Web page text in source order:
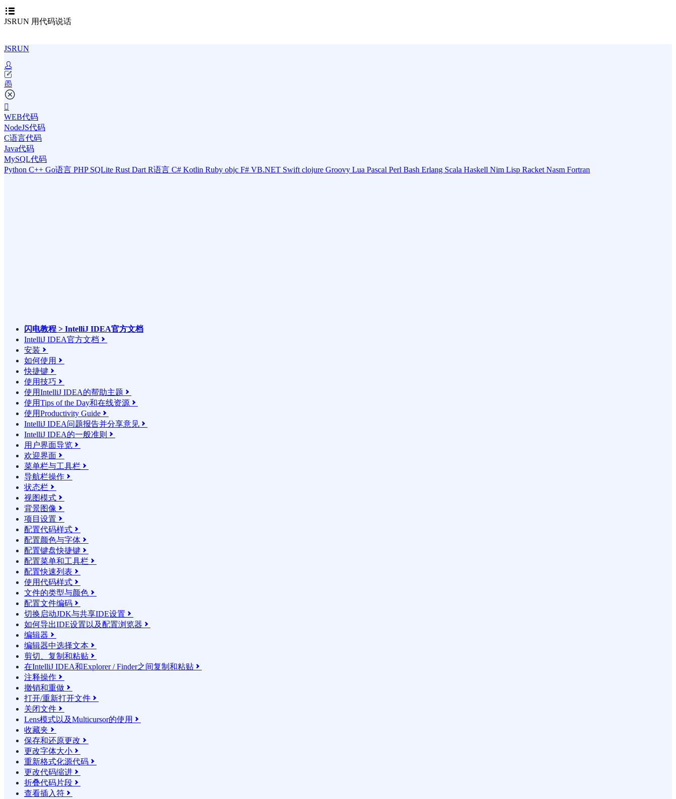
JSRUN 用代码说话
JSRUN
WEB代码
NodeJS代码
C语言代码
Java代码
MySQL代码
Python C++ Go语言 PHP SQLite Rust Dart R语言 C# Kotlin Ruby objc F# VB.NET Swift clojure Groovy Lua Pascal Perl Bash Erlang Scala Haskell Nim Lisp Racket Nasm Fortran
闪电教程 > IntelliJ IDEA官方文档
IntelliJ IDEA官方文档 
安装 
如何使用 
快捷键 
使用技巧 
使用IntelliJ IDEA的帮助主题 
使用Tips of the Day和在线资源 
使用Productivity Guide 
IntelliJ IDEA问题报告并分享意见 
IntelliJ IDEA的一般准则 
用户界面导览 
欢迎界面 
菜单栏与工具栏 
导航栏操作 
状态栏 
视图模式 
背景图像 
项目设置 
配置代码样式 
配置颜色与字体 
配置键盘快捷键 
配置菜单和工具栏 
配置快速列表 
使用代码样式 
文件的类型与颜色 
配置文件编码 
切换启动JDK与共享IDE设置 
如何导出IDE设置以及配置浏览器 
编辑器 
编辑器中选择文本 
剪切、复制和粘贴 
在IntelliJ IDEA和Explorer / Finder之间复制和粘贴 
注释操作 
撤销和重做 
打开/重新打开文件 
关闭文件 
Lens模式以及Multicursor的使用 
收藏夹 
保存和还原更改 
更改字体大小 
重新格式化源代码 
更改代码缩进 
折叠代码片段 
查看插入符 